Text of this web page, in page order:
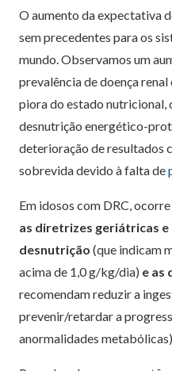
O aumento da expectativa
sem precedentes para os
mundo. Observamos um
prevalência de doença
piora do estado nutricional,
desnutrição energético-
deterioração de resultados
sobrevida devido à falta de
Em idosos com DRC,
as diretrizes geriátricas e
desnutrição (que indicam
acima de 1,0 g/kg/dia) e as
recomendam reduzir a
prevenir/retardar a
anormalidades